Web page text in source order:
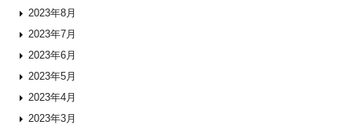
2023年8月
2023年7月
2023年6月
2023年5月
2023年4月
2023年3月